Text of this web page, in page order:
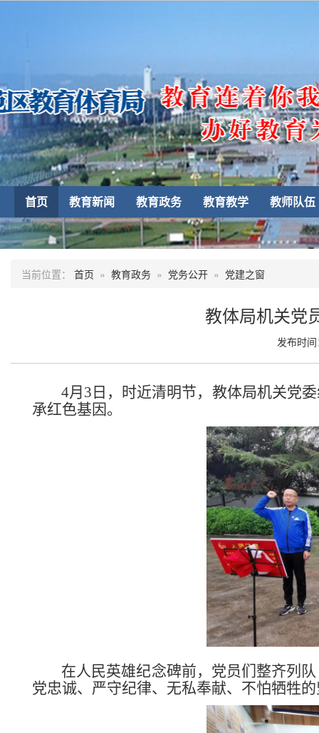
首页 教育新闻 教育政务 教育教学 教师队伍
当前位置： 首页 » 教育政务 » 党务公开 » 党建之窗
教体局机关党
发布时
4月 3 日， 时近清明节， 教体局机关党
承红色基因。
在人民英雄纪念碑前， 党员们整齐列
党忠诚、严守纪律、无私奉献、不怕牺牲